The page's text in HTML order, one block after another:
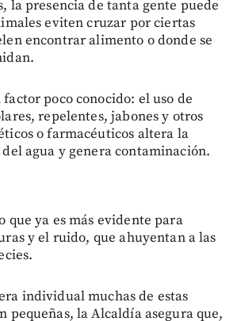
la presencia de tanta gente puede
eviten cruzar por ciertas
encontrar alimento o donde se
poco conocido: el uso de
repelentes, jabones y otros
o farmacéuticos altera la
agua y genera contaminación.
que ya es más evidente para
y el ruido, que ahuyentan a las
individual muchas de estas
pequeñas, la Alcaldía asegura que,